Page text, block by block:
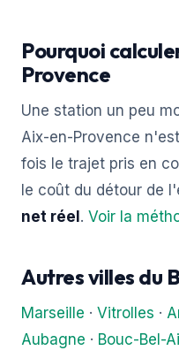
Pourquoi
Provence
Une station un peu
Aix-en-Provence
fois le trajet pris en
le coût du détour de
net réel . Voir la
Autres villes du
Marseille · Vitrolles ·
Aubagne · Bouc-Bel-